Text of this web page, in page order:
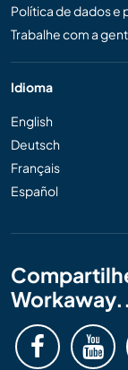
Política de dados e
Trabalhe com a
Idioma
English
Deutsch
Français
Español